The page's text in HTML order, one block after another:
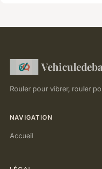
Rouler pour vibrer, rouler
NAVIGATION
Accueil